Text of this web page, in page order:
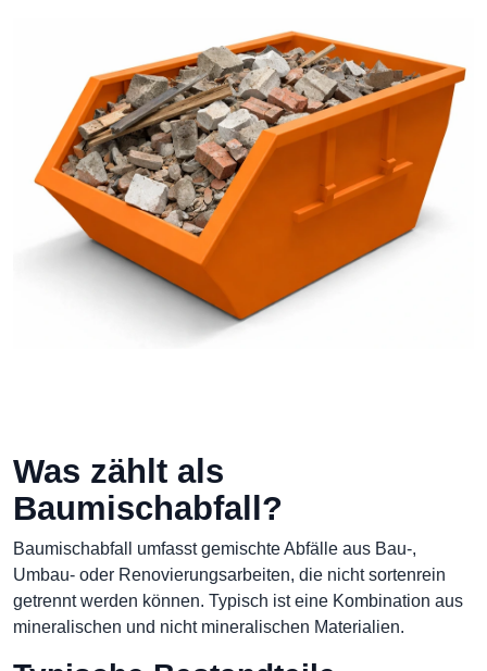
Was zählt als
Baumischabfall?
Baumischabfall umfasst gemischte Abfälle aus Bau-,
Umbau- oder Renovierungsarbeiten, die nicht sortenrein
getrennt werden können. Typisch ist eine Kombination aus
mineralischen und nicht mineralischen Materialien.